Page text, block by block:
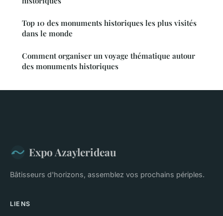
Top 10 des monuments historiques les plus visités
dans le monde
Comment organiser un voyage thématique autour
des monuments historiques
Expo Azaylerideau
Bâtisseurs d'horizons, assemblez vos prochains périples.
LIENS